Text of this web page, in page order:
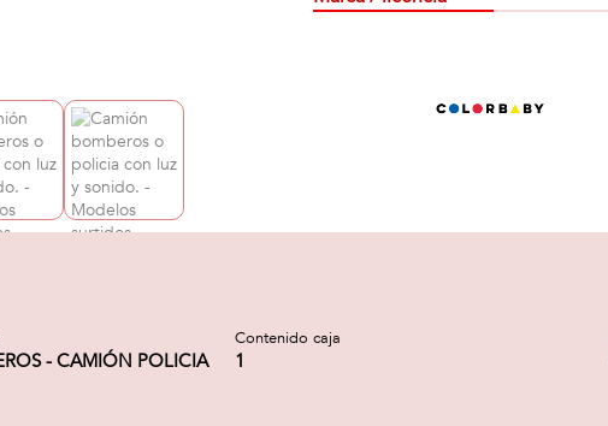
- CAMIÓN POLICIA
Contenido caja
1